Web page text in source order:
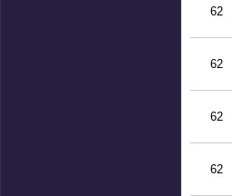
62
62
62
62